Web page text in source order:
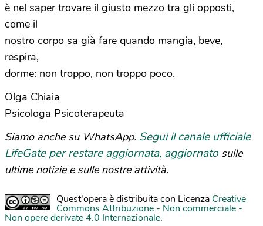
è nel saper trovare il giusto mezzo tra gli opposti,
come il
nostro corpo sa già fare quando mangia, beve,
respira,
dorme: non troppo, non troppo poco.
Olga Chiaia
Psicologa Psicoterapeuta
Siamo anche su WhatsApp. Segui il canale ufficiale
LifeGate per restare aggiornata, aggiornato sulle
ultime notizie e sulle nostre attività.
Quest'opera è distribuita con Licenza Creative
Commons Attribuzione - Non commerciale -
Non opere derivate 4.0 Internazionale.